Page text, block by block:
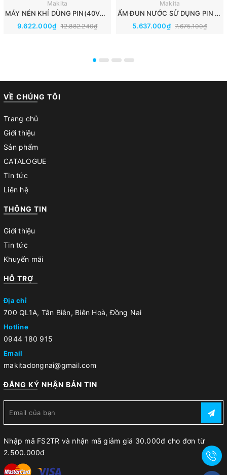
Makita
MÁY NÉN KHÍ DÙNG PIN(40VMAX) MAKITA AC001GZ
9.622.000₫ 12.882.240₫
Makita
ẤM ĐUN NƯỚC SỬ DỤNG PIN (40VMAX) MAKITA KT001GZ
5.637.000₫ 7.675.100₫
VỀ CHÚNG TÔI
Trang chủ
Giới thiệu
Sản phẩm
CATALOGUE
Tin tức
Liên hệ
THÔNG TIN
Giới thiệu
Tin tức
Khuyến mãi
HỖ TRỢ
Địa chỉ
700 QL1A, Tân Biên, Biên Hoà, Đồng Nai
Hotline
0944 180 915
Email
makitadongnai@gmail.com
ĐĂNG KÝ NHẬN BẢN TIN
Nhập mã FS2TR và nhận mã giảm giá 30.000đ cho đơn từ
2.500.000đ